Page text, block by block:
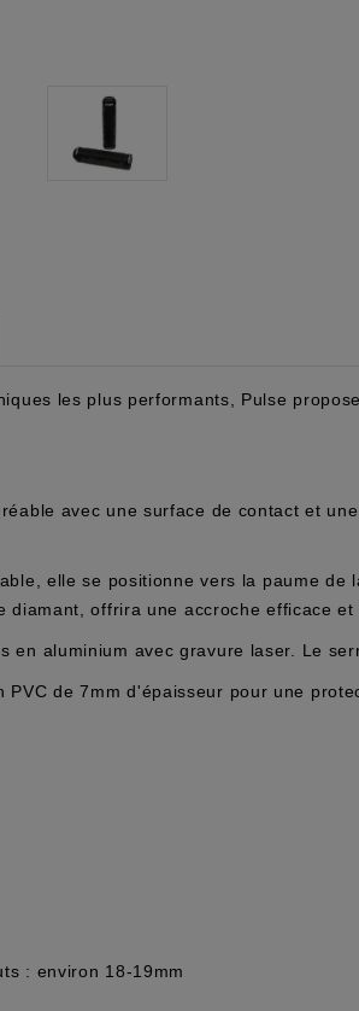
les plus performants, Pulse
avec une surface de contact et
elle se positionne vers la paume
offrira une accroche efficace et
en aluminium avec gravure laser. Le
de 7mm d'épaisseur pour une
: environ 18-19mm